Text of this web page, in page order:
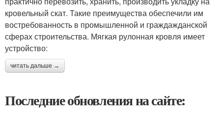
кровельный скат. Такие преимущества обеспечили им
востребованность в промышленной и граждажданской
сферах строительства. Мягкая рулонная кровля имеет
устройство:
читать дальше →
Последние обновления на сайте: